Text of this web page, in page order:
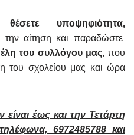
υποψηφιότητα,
αίτηση και παραδώστε
του συλλόγου μας, που
του σχολείου μας και ώρα
έως και την Τετάρτη
6972485788 και